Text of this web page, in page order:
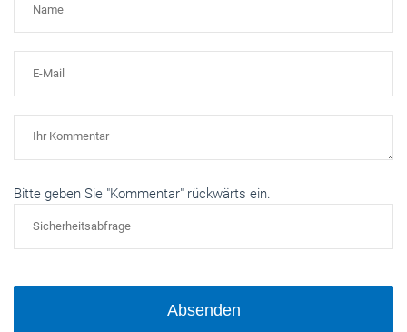
Bitte geben Sie "Kommentar" rückwärts ein.
Absenden